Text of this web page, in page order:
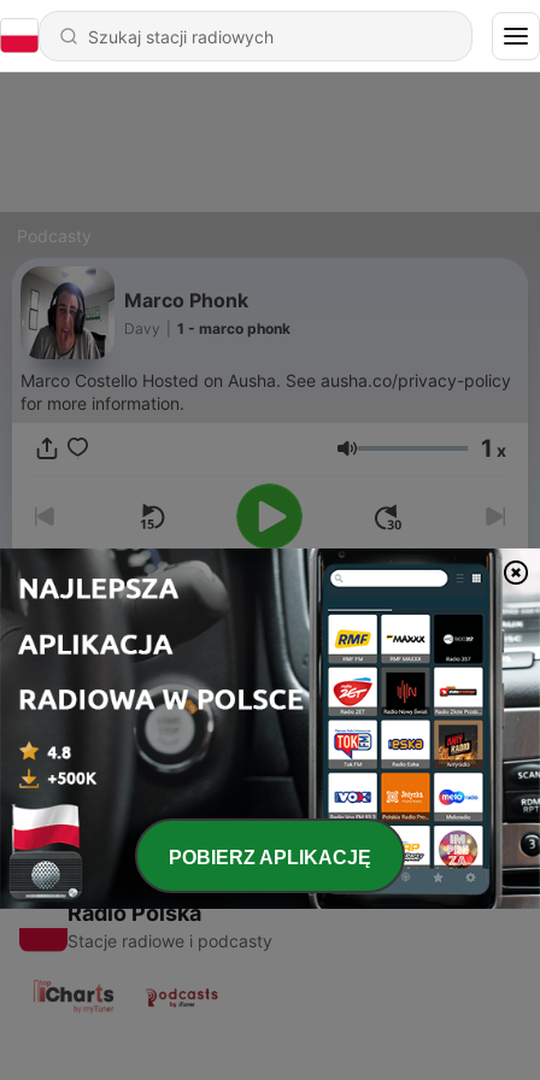
Podcasty
Marco Phonk
Davy 1 - marco phonk
Marco Costello Hosted on Ausha. See ausha.co/privacy-policy
for more information.
Głośność 1 x
00:00
marco phonk
22 gru 2025
Radio Polska
Stacje radiowe i podcasty
POBIERZ APLIKACJĘ